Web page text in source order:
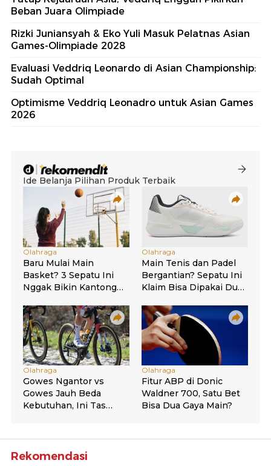
Beban Juara Olimpiade
Rizki Juniansyah & Eko Yuli Masuk Pelatnas Asian
Games-Olimpiade 2028
Evaluasi Veddriq Leonardo di Asian Championship:
Sudah Optimal
Optimisme Veddriq Leonadro untuk Asian Games
2026
Rekomendasi